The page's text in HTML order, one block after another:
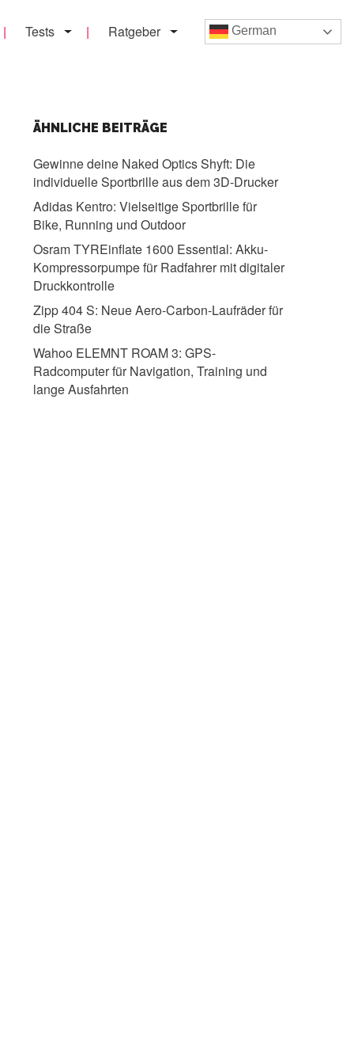
Tests Ratgeber German
ÄHNLICHE BEITRÄGE
Gewinne deine Naked Optics Shyft: Die
individuelle Sportbrille aus dem 3D-Drucker
Adidas Kentro: Vielseitige Sportbrille für
Bike, Running und Outdoor
Osram TYREinflate 1600 Essential: Akku-
Kompressorpumpe für Radfahrer mit digitaler
Druckkontrolle
Zipp 404 S: Neue Aero-Carbon-Laufräder für
die Straße
Wahoo ELEMNT ROAM 3: GPS-
Radcomputer für Navigation, Training und
lange Ausfahrten